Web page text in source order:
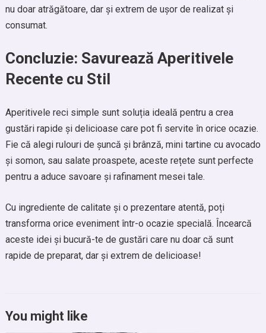
nu doar atrăgătoare, dar și extrem de ușor de realizat și
consumat.
Concluzie: Savurează Aperitivele
Recente cu Stil
Aperitivele reci simple sunt soluția ideală pentru a crea
gustări rapide și delicioase care pot fi servite în orice ocazie.
Fie că alegi rulouri de șuncă și brânză, mini tartine cu avocado
și somon, sau salate proaspete, aceste rețete sunt perfecte
pentru a aduce savoare și rafinament mesei tale.
Cu ingrediente de calitate și o prezentare atentă, poți
transforma orice eveniment într-o ocazie specială. Încearcă
aceste idei și bucură-te de gustări care nu doar că sunt
rapide de preparat, dar și extrem de delicioase!
You might like